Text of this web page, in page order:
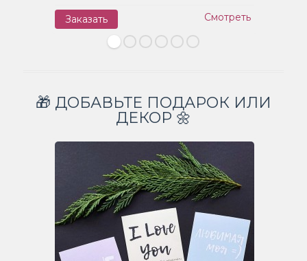
Заказать Смотреть
🎁 ДОБАВЬТЕ ПОДАРОК ИЛИ
ДЕКОР 🌼